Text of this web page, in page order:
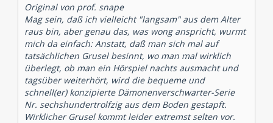
Original von prof. snape
Mag sein, daß ich vielleicht "langsam" aus dem Alter
raus bin, aber genau das, was wong anspricht, wurmt
mich da einfach: Anstatt, daß man sich mal auf
tatsächlichen Grusel besinnt, wo man mal wirklich
überlegt, ob man ein Hörspiel nachts ausmacht und
tagsüber weiterhört, wird die bequeme und
schnell(er) konzipierte Dämonenverschwarter-Serie
Nr. sechshundertrolfzig aus dem Boden gestapft.
Wirklicher Grusel kommt leider extremst selten vor.